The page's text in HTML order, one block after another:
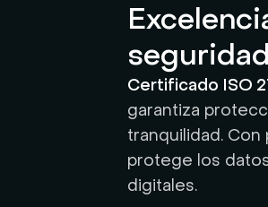
Certificado ISO
garantiza
tranquilidad.
protege los
digitales.